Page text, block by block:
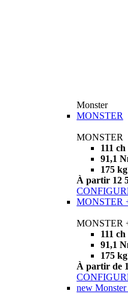
Monster
MONSTER
MONSTER
111 ch
91,1
175 kg
À partir 12
MONSTER
MONSTER
111 ch
91,1
175 kg
À partir de
new